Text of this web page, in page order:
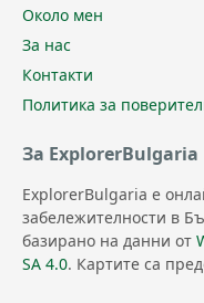
Около мен
За нас
Контакти
Политика за
За ExplorerBulgaria
ExplorerBulgaria е
забележителности в
базирано на данни от
SA 4.0. Картите са